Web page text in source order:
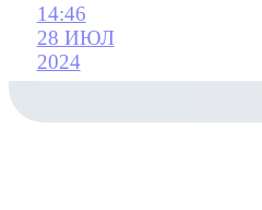
14:46
28 ИЮЛ
2024